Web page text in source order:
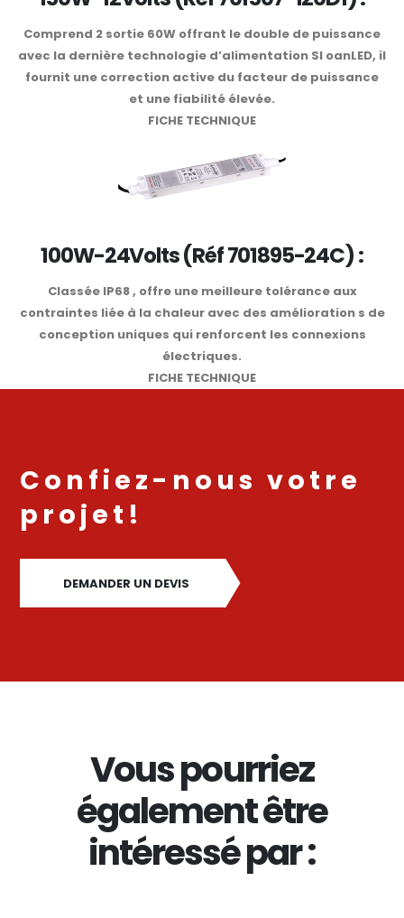
Comprend 2 sortie 60W offrant le double de puissance
avec la dernière technologie d’alimentation Sl oanLED, il
fournit une correction active du facteur de puissance
et une fiabilité élevée.
FICHE TECHNIQUE
100W-24Volts (Réf 701895-24C) :
Classée IP68 , offre une meilleure tolérance aux
contraintes liée à la chaleur avec des amélioration s de
conception uniques qui renforcent les connexions
électriques.
FICHE TECHNIQUE
Confiez-nous votre
projet!
DEMANDER UN DEVIS
Vous pourriez
également être
intéressé par :